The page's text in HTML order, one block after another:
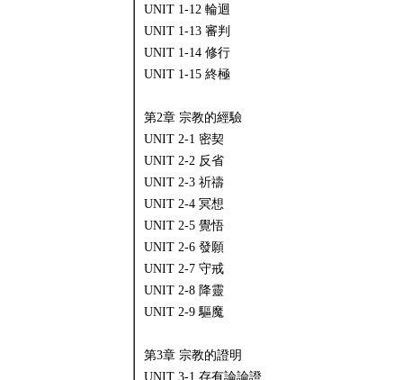
UNIT 1-12 輪迴
UNIT 1-13 審判
UNIT 1-14 修行
UNIT 1-15 終極
第2章 宗教的經驗
UNIT 2-1 密契
UNIT 2-2 反省
UNIT 2-3 祈禱
UNIT 2-4 冥想
UNIT 2-5 覺悟
UNIT 2-6 發願
UNIT 2-7 守戒
UNIT 2-8 降靈
UNIT 2-9 驅魔
第3章 宗教的證明
UNIT 3-1 存有論論證